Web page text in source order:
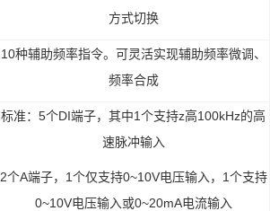
方式切换
10种辅助频率指令。可灵活实现辅助频率微调、
频率合成
标准： 5个DI端子，其中1个支持z高100kHz的高
速脉冲输入
2个A端子，1个仅支持0~10V电压输入，1个支持
0~10V电压输入或0~20mA电流输入